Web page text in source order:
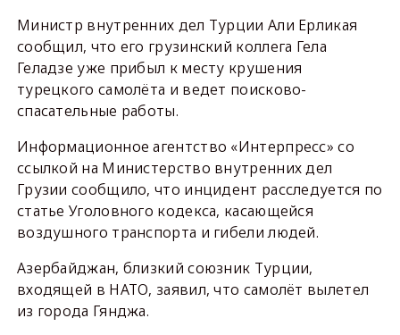
Министр внутренних дел Турции Али Ерликая
сообщил, что его грузинский коллега Гела
Геладзе уже прибыл к месту крушения
турецкого самолёта и ведет поисково-
спасательные работы.
Информационное агентство «Интерпресс» со
ссылкой на Министерство внутренних дел
Грузии сообщило, что инцидент расследуется по
статье Уголовного кодекса, касающейся
воздушного транспорта и гибели людей.
Азербайджан, близкий союзник Турции,
входящей в НАТО, заявил, что самолёт вылетел
из города Гянджа.